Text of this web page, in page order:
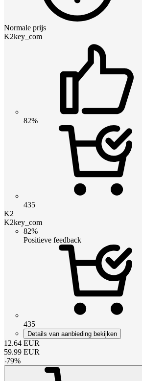
Normale prijs
K2key_com
82%
435
K2
K2key_com
82%
Positieve feedback
435
Details van aanbieding bekijken
12.64 EUR
59.99 EUR
-79%